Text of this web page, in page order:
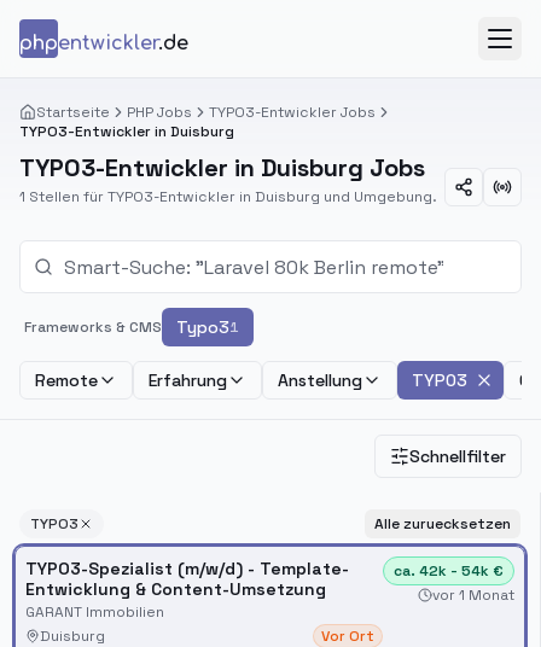
phpentwickler.de
Startseite PHP Jobs
TYPO3-Entwickler Jobs
TYPO3-Entwickler in Duisburg
TYPO3-Entwickler in Duisburg Jobs
1 Stellen für TYPO3-Entwickler in Duisburg und Umgebung.
Frameworks & CMS Typo31
Remote Erfahrung Anstellung TYPO3
Schnellfilter
TYPO3 Alle zuruecksetzen
TYPO3-Spezialist (m/w/d) - Template-
Entwicklung & Content-Umsetzung
GARANT Immobilien
Duisburg
Vor Ort
ca. 42k - 54k €
vor 1 Monat